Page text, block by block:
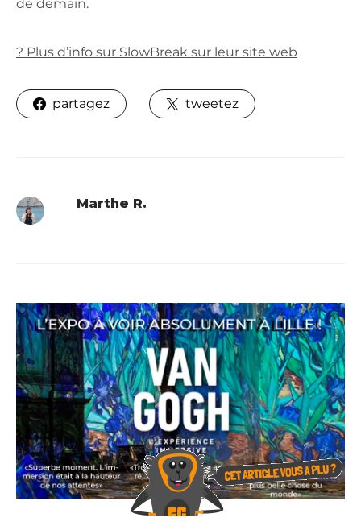
de demain.
? Plus d’info sur SlowBreak sur leur site web
partagez tweetez
Marthe R.